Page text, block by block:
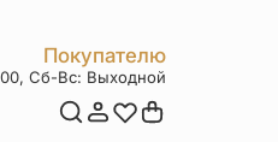
Покупателю
Сб-Вс: Выходной